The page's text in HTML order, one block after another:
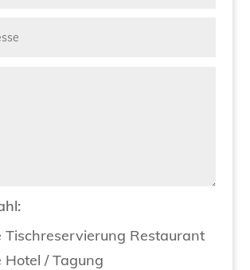
Tischreservierung Restaurant
/ Tagung